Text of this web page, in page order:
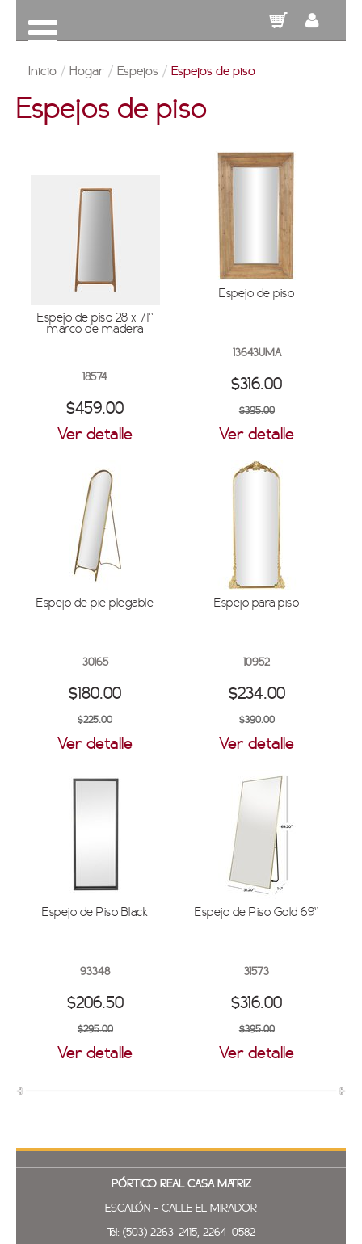
Inicio / Hogar / Espejos / Espejos de piso
Espejos de piso
Espejo de piso 28 x 71''
marco de madera
18574
$459.00
Ver detalle
Espejo de piso
13643UMA
$316.00
$395.00
Ver detalle
Espejo de pie plegable
30165
$180.00
$225.00
Ver detalle
Espejo para piso
10952
$234.00
$390.00
Ver detalle
Espejo de Piso Black
93348
$206.50
$295.00
Ver detalle
Espejo de Piso Gold 69''
31573
$316.00
$395.00
Ver detalle
PÓRTICO REAL CASA MATRIZ
ESCALÓN - CALLE EL MIRADOR
Tel: (503) 2263-2415, 2264-0582